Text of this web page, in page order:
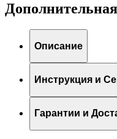
Описание
Инструкция и
Гарантии и